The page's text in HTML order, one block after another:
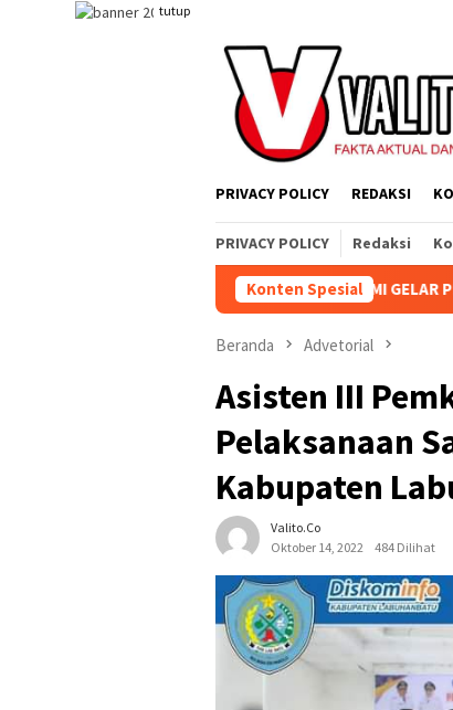
tutup
PRIVACY POLICY REDAKSI
PRIVACY POLICY Redaksi
Konten Spesial
AEK NABARA SELATAN RESMI GELAR PERTANDINGAN
Beranda Advetorial
Asisten III
Pelaksanaan
Kabupaten
Valito.co
Oktober 14, 2022
484 Dilihat